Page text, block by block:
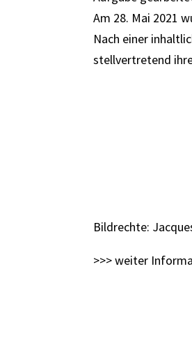
Am 28. Mai 2021
Nach einer
stellvertretend
Bildrechte:
>>>weiter